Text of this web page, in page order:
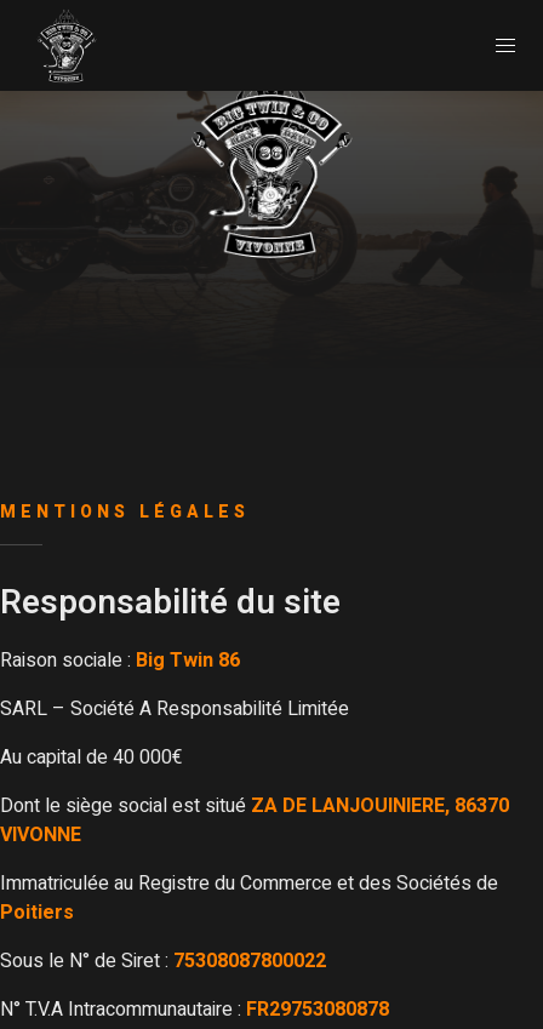
RÉPARATION
ENTRETIEN
CONTACT
MENTIONS LÉGALES
Responsabilité du site
Raison sociale : Big Twin 86
SARL – Société A Responsabilité Limitée
Au capital de 40 000€
Dont le siège social est situé ZA DE LANJOUINIERE, 86370
VIVONNE
Immatriculée au Registre du Commerce et des Sociétés de
Poitiers
Sous le N° de Siret : 75308087800022
N° T.V.A Intracommunautaire : FR29753080878